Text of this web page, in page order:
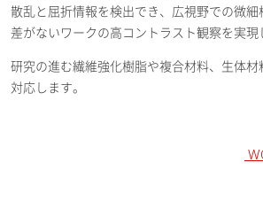
散乱と屈折情報を検出でき、広視野での微
差がないワークの高コントラスト観察を実現
研究の進む繊維強化樹脂や複合材料、生体
対応します。